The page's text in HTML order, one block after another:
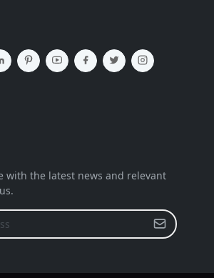
with the latest news and relevant